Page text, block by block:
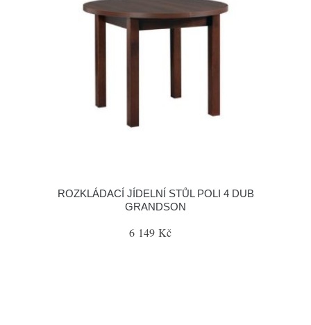
ROZKLÁDACÍ JÍDELNÍ STŮL POLI 4 DUB
GRANDSON
6 149 Kč